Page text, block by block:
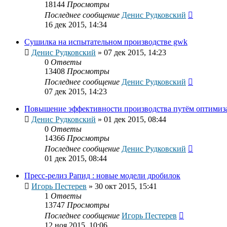
18144 Просмотры
Последнее сообщение Денис Рудковский
16 дек 2015, 14:34
Сушилка на испытательном производстве gwk
Денис Рудковский » 07 дек 2015, 14:23
0 Ответы
13408 Просмотры
Последнее сообщение Денис Рудковский
07 дек 2015, 14:23
Повышение эффективности производства путём
Денис Рудковский » 01 дек 2015, 08:44
0 Ответы
14366 Просмотры
Последнее сообщение Денис Рудковский
01 дек 2015, 08:44
Пресс-релиз Рапид : новые модели дробилок
Игорь Пестерев » 30 окт 2015, 15:41
1 Ответы
13747 Просмотры
Последнее сообщение Игорь Пестерев